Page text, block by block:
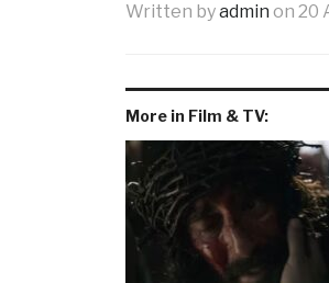
Written byadmin on 20
More in Film & TV: